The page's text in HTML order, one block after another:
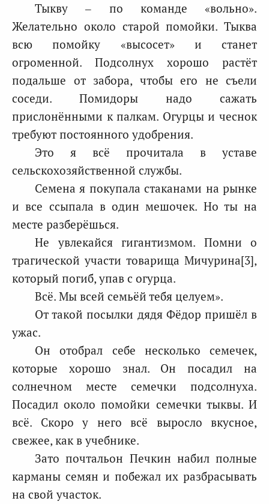
Тыкву – по команде «вольно».
Желательно около старой помойки. Тыква
всю помойку «высосет» и станет
огроменной. Подсолнух хорошо растёт
подальше от забора, чтобы его не съели
соседи. Помидоры надо сажать
прислонёнными к палкам. Огурцы и чеснок
требуют постоянного удобрения.
Это я всё прочитала в уставе
сельскохозяйственной службы.
Семена я покупала стаканами на рынке
и все ссыпала в один мешочек. Но ты на
месте разберёшься.
Не увлекайся гигантизмом. Помни о
трагической участи товарища Мичурина[3],
который погиб, упав с огурца.
Всё. Мы всей семьёй тебя целуем».
От такой посылки дядя Фёдор пришёл в
ужас.
Он отобрал себе несколько семечек,
которые хорошо знал. Он посадил на
солнечном месте семечки подсолнуха.
Посадил около помойки семечки тыквы. И
всё. Скоро у него всё выросло вкусное,
свежее, как в учебнике.
Зато почтальон Печкин набил полные
карманы семян и побежал их разбрасывать
на свой участок.